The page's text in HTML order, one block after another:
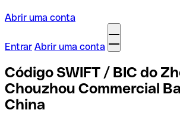
Abrir uma conta
Entrar Abrir uma conta
Código SWIFT / BIC do
Chouzhou Commercial
China